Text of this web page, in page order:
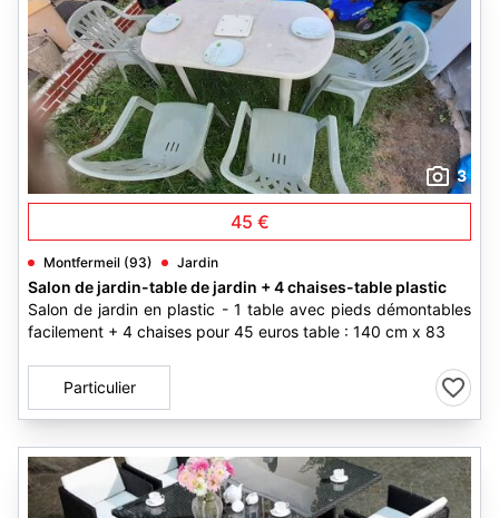
3
45 €
Montfermeil (93) Jardin
Salon de jardin-table de jardin + 4 chaises-table plastic
Salon de jardin en plastic - 1 table avec pieds démontables
facilement + 4 chaises pour 45 euros table : 140 cm x 83
Particulier